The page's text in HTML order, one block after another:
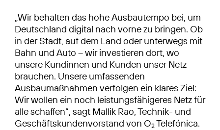
„Wir behalten das hohe Ausbautempo bei, um
Deutschland digital nach vorne zu bringen. Ob
in der Stadt, auf dem Land oder unterwegs mit
Bahn und Auto – wir investieren dort, wo
unsere Kundinnen und Kunden unser Netz
brauchen. Unsere umfassenden
Ausbaumaßnahmen verfolgen ein klares Ziel:
Wir wollen ein noch leistungsfähigeres Netz für
alle schaffen“, sagt Mallik Rao, Technik- und
Geschäftskundenvorstand von O2Telefónica.